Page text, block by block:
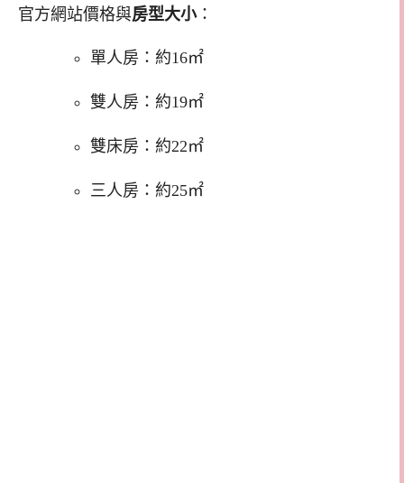
官方網站價格與房型大小：
單人房：約16㎡
雙人房：約19㎡
雙床房：約22㎡
三人房：約25㎡